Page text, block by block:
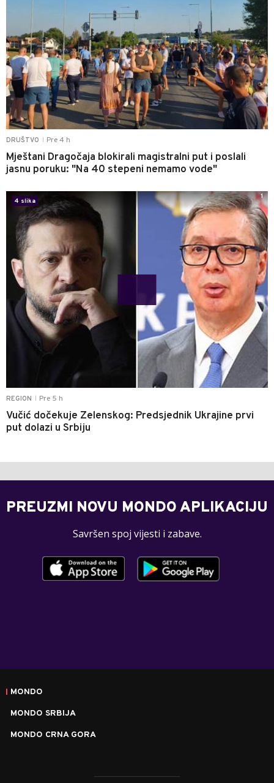
DRUŠTVO Pre 4 h
Mještani Dragočaja blokirali magistralni put i poslali
jasnu poruku: "Na 40 stepeni nemamo vode"
REGION Pre 5 h
Vučić dočekuje Zelenskog: Predsjednik Ukrajine prvi
put dolazi u Srbiju
4 slika
1
PREUZMI NOVU MONDO APLIKACIJU
Savršen spoj vijesti i zabave.
MONDO
MONDO SRBIJA
MONDO CRNA GORA